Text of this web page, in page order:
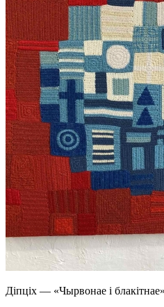
Діпціх — «Чырвонае і